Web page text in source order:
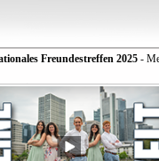
Freundestreffen 2025-